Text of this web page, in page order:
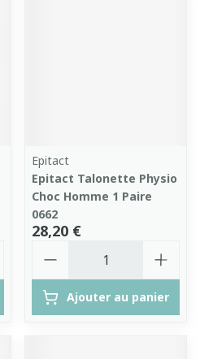
Epitact
Epitact Talonette Physio
Choc Homme 1 Paire
0662
28,20 €
Ajouter au panier